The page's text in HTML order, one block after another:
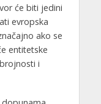
će biti jedini
evropska
ako se
entitetske
i